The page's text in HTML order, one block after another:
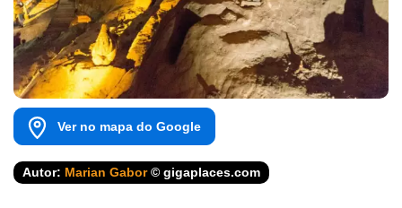
Ver no mapa do Google
Autor: Marian Gabor© gigaplaces.com